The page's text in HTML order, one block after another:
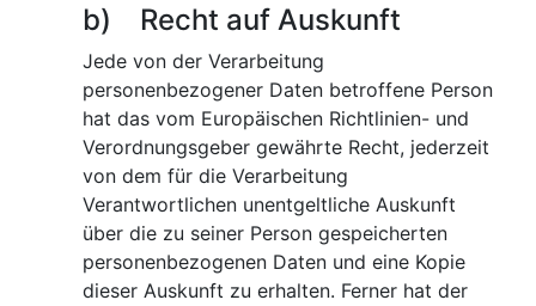
b) Recht auf Auskunft
Jede von der Verarbeitung
personenbezogener Daten betroffene Person
hat das vom Europäischen Richtlinien- und
Verordnungsgeber gewährte Recht, jederzeit
von dem für die Verarbeitung
Verantwortlichen unentgeltliche Auskunft
über die zu seiner Person gespeicherten
personenbezogenen Daten und eine Kopie
dieser Auskunft zu erhalten. Ferner hat der